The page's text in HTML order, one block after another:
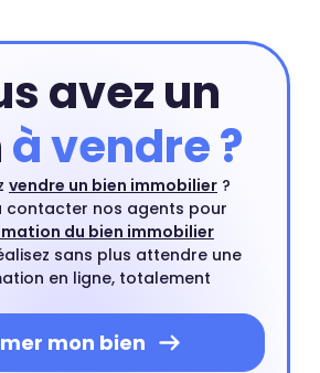
avez un
à vendre ?
vendre un bien immobilier ?
contacter nos agents pour
du bien immobilier
sans plus attendre une
en ligne, totalement
mon bien